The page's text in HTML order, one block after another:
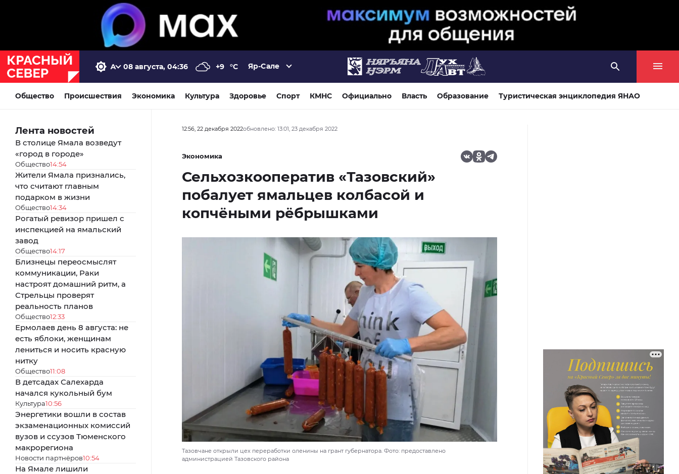
08 августа, 04:36 +9 °C Яр-Сале
Общество Происшествия Экономика Культура Здоровье Спорт КМНС Официально Власть Образование Туристическая энциклопедия ЯНАО
Лента новостей
В столице Ямала возведут
«город в городе»
Общество14:54
Жители Ямала признались,
что считают главным
подарком в жизни
Общество14:34
Рогатый ревизор пришел с
инспекцией на ямальский
завод
Общество14:17
Близнецы переосмыслят
коммуникации, Раки
настроят домашний ритм, а
Стрельцы проверят
реальность планов
Общество12:33
Ермолаев день 8 августа: не
есть яблоки, женщинам
лениться и носить красную
нитку
Общество11:08
В детсадах Салехарда
начался кукольный бум
Культура10:56
Энергетики вошли в состав
экзаменационных комиссий
вузов и ссузов Тюменского
макрорегиона
Новости партнёров10:54
На Ямале лишили
12:56, 22 декабря 2022обновлено: 13:01, 23 декабря 2022
Экономика
Сельхозкооператив «Тазовский»
побалует ямальцев колбасой и
копчёными рёбрышками
Тазовчане открыли цех переработки оленины на грант губернатора. Фото: предоставлено
администрацией Тазовского района